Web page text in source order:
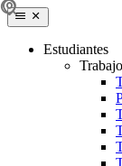
Estudiantes
Trabajo